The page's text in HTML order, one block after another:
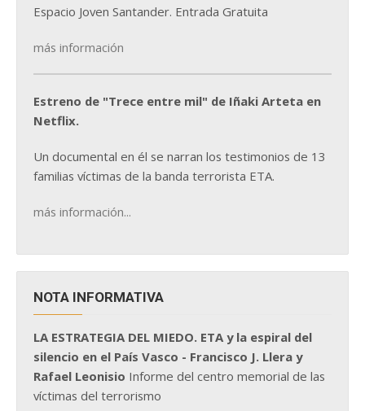
Espacio Joven Santander. Entrada Gratuita
más información
Estreno de "Trece entre mil" de Iñaki Arteta en
Netflix.
Un documental en él se narran los testimonios de 13
familias víctimas de la banda terrorista ETA.
más información...
NOTA INFORMATIVA
LA ESTRATEGIA DEL MIEDO. ETA y la espiral del
silencio en el País Vasco - Francisco J. Llera y
Rafael Leonisio Informe del centro memorial de las
víctimas del terrorismo